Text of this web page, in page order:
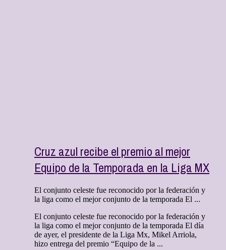
Cruz azul recibe el premio al mejor
Equipo de la Temporada en la Liga MX
El conjunto celeste fue reconocido por la federación y
la liga como el mejor conjunto de la temporada El ...
El conjunto celeste fue reconocido por la federación y
la liga como el mejor conjunto de la temporada El día
de ayer, el presidente de la Liga Mx, Mikel Arriola,
hizo entrega del premio “Equipo de la ...